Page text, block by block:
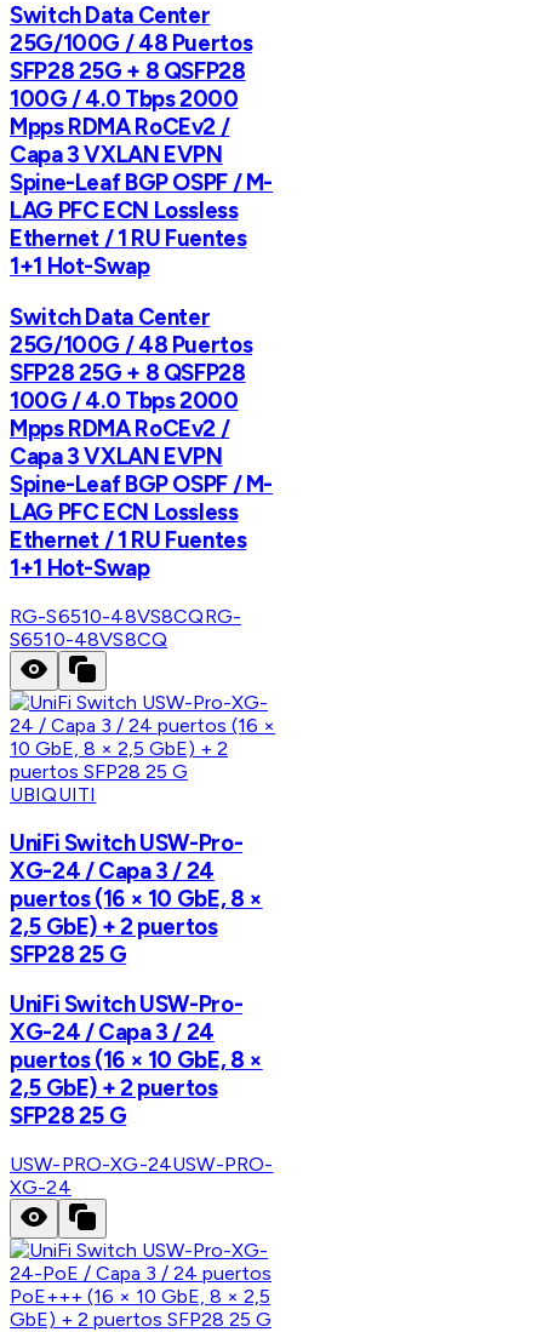
Switch Data Center
25G/100G / 48 Puertos
SFP28 25G + 8 QSFP28
100G / 4.0 Tbps 2000
Mpps RDMA RoCEv2 /
Capa 3 VXLAN EVPN
Spine-Leaf BGP OSPF / M-
LAG PFC ECN Lossless
Ethernet / 1 RU Fuentes
1+1 Hot-Swap
Switch Data Center
25G/100G / 48 Puertos
SFP28 25G + 8 QSFP28
100G / 4.0 Tbps 2000
Mpps RDMA RoCEv2 /
Capa 3 VXLAN EVPN
Spine-Leaf BGP OSPF / M-
LAG PFC ECN Lossless
Ethernet / 1 RU Fuentes
1+1 Hot-Swap
RG-S6510-48VS8CQRG-
S6510-48VS8CQ
UBIQUITI
UniFi Switch USW-Pro-
XG-24 / Capa 3 / 24
puertos (16 × 10 GbE, 8 ×
2,5 GbE) + 2 puertos
SFP28 25 G
UniFi Switch USW-Pro-
XG-24 / Capa 3 / 24
puertos (16 × 10 GbE, 8 ×
2,5 GbE) + 2 puertos
SFP28 25 G
USW-PRO-XG-24USW-PRO-
XG-24